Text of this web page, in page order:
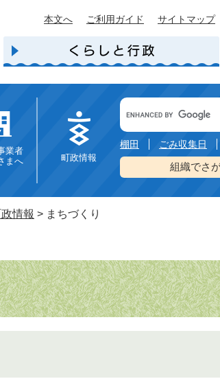
本文へ ご利用ガイド サイトマップ
業者
まへ
町政情報
Google
カ
ス
タ
ム
検
索
棚田 ごみ収集日
組織でさ
情報 > まちづくり